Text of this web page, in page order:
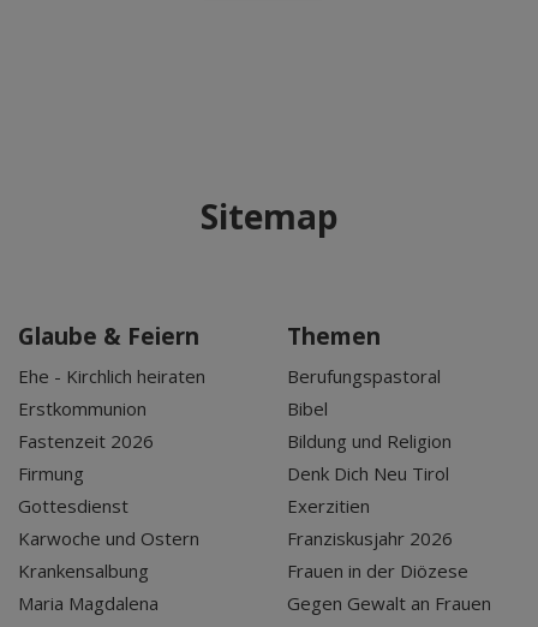
Sitemap
Glaube & Feiern
Ehe - Kirchlich heiraten
Erstkommunion
Fastenzeit 2026
Firmung
Gottesdienst
Karwoche und Ostern
Krankensalbung
Maria Magdalena
Themen
Berufungspastoral
Bibel
Bildung und Religion
Denk Dich Neu Tirol
Exerzitien
Franziskusjahr 2026
Frauen in der Diözese
Gegen Gewalt an Frauen